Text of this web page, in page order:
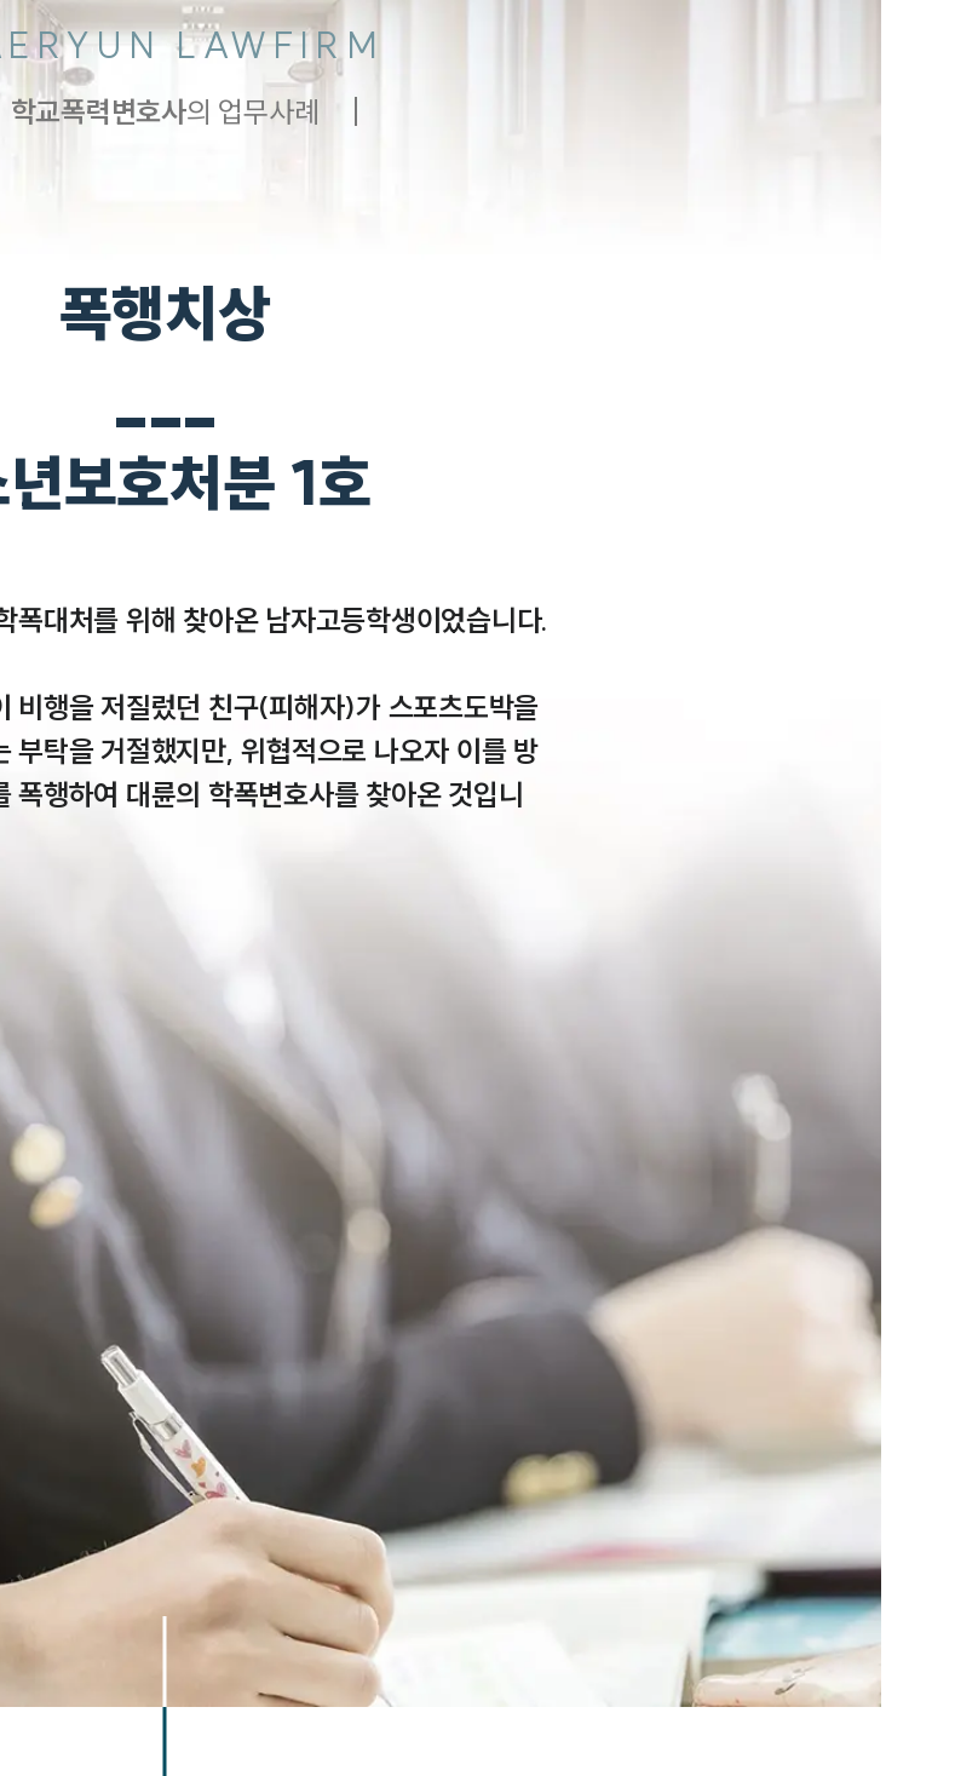
통합검색
업무사례
주요 업무사례
사례분석/최신동향
법률정보
법률지식인
고객후기
LAWFIRM
학교폭력변호사의 업무사례
폭행치상
___
보호처분 1호
폭대처를 위해 찾아온 남자고등학생이었습니다.
비행을 저질렀던 친구(피해자)가 스포츠도박을
부탁을 거절했지만, 위협적으로 나오자 이를 방
폭행하여 대륜의 학폭변호사를 찾아온 것입니